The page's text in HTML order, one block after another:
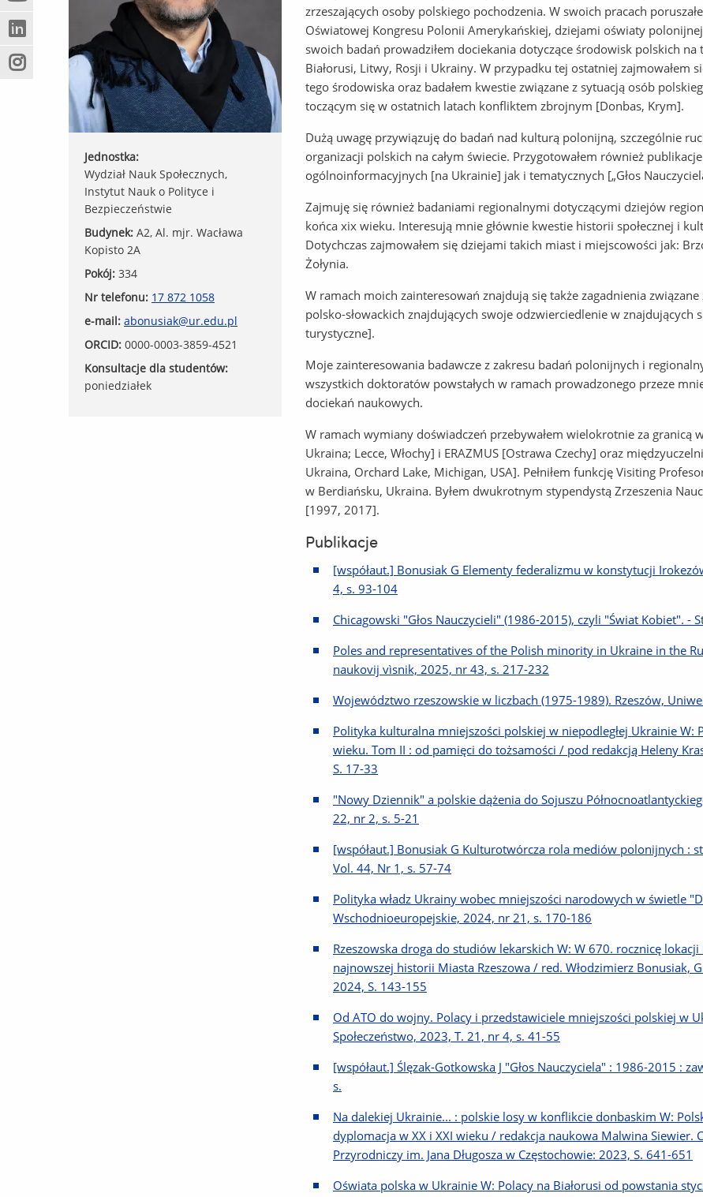
innej
strony)
okno)
do
innej
strony)
(Nowe
okno)
(Link
do
innej
(Nowe
(Link
Jednostka:
Wydział Nauk Społecznych,
Instytut Nauk o Polityce i
Bezpieczeństwie
Budynek: A2, Al. mjr. Wacława
Kopisto 2A
Pokój: 334
Nr telefonu: 17 872 1058
e-mail: abonusiak@ur.edu.pl
ORCID: 0000-0003-3859-4521
Konsultacje dla studentów:
poniedziałek
zrzeszających osoby polskiego pochodzenia. W swoich pracach
Oświatowej Kongresu Polonii Amerykańskiej, dziejami oświaty
swoich badań prowadziłem dociekania dotyczące środowisk polskich na
Białorusi, Litwy, Rosji i Ukrainy. W przypadku tej ostatniej zajmowałem
tego środowiska oraz badałem kwestie związane z sytuacją osób
toczącym się w ostatnich latach konfliktem zbrojnym [Donbas, Krym].
Dużą uwagę przywiązuję do badań nad kulturą polonijną, szczególnie
organizacji polskich na całym świecie. Przygotowałem również
ogólnoinformacyjnych [na Ukrainie] jak i tematycznych [„Głos
Zajmuję się również badaniami regionalnymi dotyczącymi dziejów
końca xix wieku. Interesują mnie głównie kwestie historii społecznej i
Dotychczas zajmowałem się dziejami takich miast i miejscowości jak:
Żołynia.
W ramach moich zainteresowań znajdują się także zagadnienia
polsko-słowackich znajdujących swoje odzwierciedlenie w znajdujących
turystyczne].
Moje zainteresowania badawcze z zakresu badań polonijnych i
wszystkich doktoratów powstałych w ramach prowadzonego przeze
dociekań naukowych.
W ramach wymiany doświadczeń przebywałem wielokrotnie za
Ukraina; Lecce, Włochy] i ERAZMUS [Ostrawa Czechy] oraz
Ukraina, Orchard Lake, Michigan, USA]. Pełniłem funkcję Visiting
w Berdiańsku, Ukraina. Byłem dwukrotnym stypendystą Zrzeszenia
[1997, 2017].
Publikacje
[współaut.] Bonusiak G Elementy federalizmu w konstytucji
4, s. 93-104
Chicagowski "Głos Nauczycieli" (1986-2015), czyli "Świat Kobiet". -
Poles and representatives of the Polish minority in Ukraine in the
naukovij vìsnik, 2025, nr 43, s. 217-232
Województwo rzeszowskie w liczbach (1975-1989). Rzeszów,
Polityka kulturalna mniejszości polskiej w niepodległej Ukrainie W:
wieku. Tom II : od pamięci do tożsamości / pod redakcją Heleny
S. 17-33
"Nowy Dziennik" a polskie dążenia do Sojuszu
22, nr 2, s. 5-21
[współaut.] Bonusiak G Kulturotwórcza rola mediów polonijnych :
Vol. 44, Nr 1, s. 57-74
Polityka władz Ukrainy wobec mniejszości narodowych w świetle
Wschodnioeuropejskie, 2024, nr 21, s. 170-186
Rzeszowska droga do studiów lekarskich W: W 670. rocznicę
najnowszej historii Miasta Rzeszowa / red. Włodzimierz Bonusiak,
2024, S. 143-155
Od ATO do wojny. Polacy i przedstawiciele mniejszości polskiej w
Społeczeństwo, 2023, T. 21, nr 4, s. 41-55
[współaut.] Ślęzak-Gotkowska J "Głos Nauczyciela" : 1986-2015 :
s.
Na dalekiej Ukrainie... : polskie losy w konflikcie donbaskim W:
dyplomacja w XX i XXI wieku / redakcja naukowa Malwina Siewier.
Przyrodniczy im. Jana Długosza w Częstochowie: 2023, S. 641-651
Oświata polska w Ukrainie W: Polacy na Białorusi od powstania